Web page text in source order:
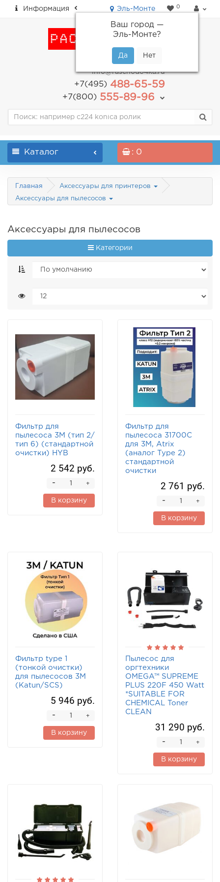
Информация Эль-Монте
Ваш город —
Эль-Монте?
0
пн-пт: с 9.00 до 18.00
info@raschodo4ka.ru
+7(495)488-65-59
+7(800)555-89-96
Каталог : 0
Главная Аксессуары для принтеров
Аксессуары для пылесосов
Аксессуары для пылесосов
Категории
Фильтр для
пылесоса 3М (тип 2/
тип 6) (стандартной
очистки) HYB
2 542 руб.
+
-
В корзину
Фильтр для
пылесоса 31700C
для 3M, Atrix
(аналог Type 2)
стандартной
очистки
2 761 руб.
+
-
В корзину
Фильтр type 1
(тонкой очистки)
для пылесосов 3M
(Katun/SCS)
5 946 руб.
+
-
В корзину
Пылесос для
оргтехники
OMEGA™ SUPREME
PLUS 220F 450 Watt
*SUITABLE FOR
CHEMICAL Toner
CLEAN
31 290 руб.
+
-
В корзину